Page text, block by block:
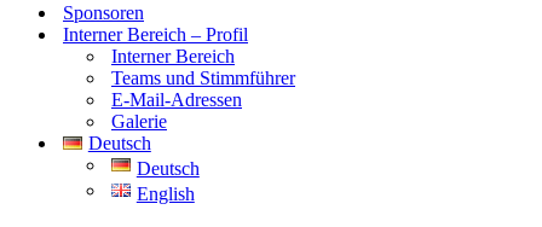
Sponsoren
Interner Bereich – Profil
Interner Bereich
Teams und Stimmführer
E-Mail-Adressen
Galerie
Deutsch
Deutsch
English